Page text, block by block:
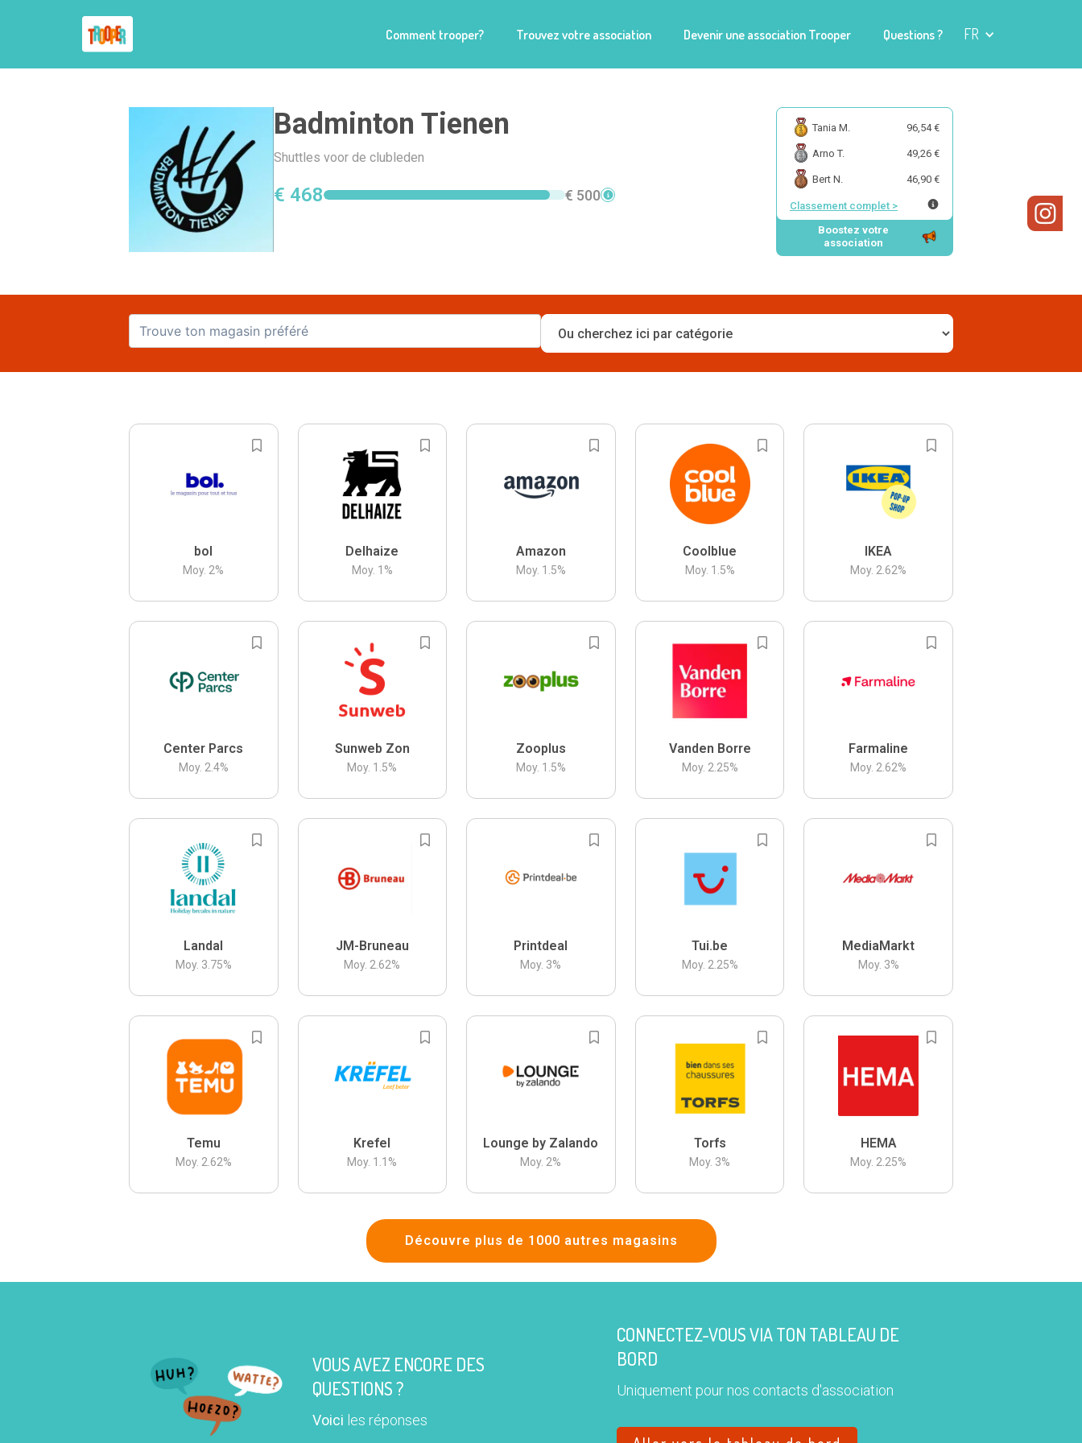
Comment trooper? Trouvez votre association Devenir une association Trooper Questions ? FR
Badminton Tienen
Shuttles voor de clubleden
€ 468 € 500
Tania M. 96,54 €
Arno T. 49,26 €
Bert N. 46,90 €
Classement complet >
Boostez votre
association
bol
Moy. 2%
Delhaize
Moy. 1 %
Amazon
Moy. 1.5%
Coolblue
Moy. 1.5%
IKEA
Moy. 2.62%
Center Parcs
Moy. 2.4%
Sunweb Zon
Moy. 1.5%
Zooplus
Moy. 1.5%
Vanden Borre
Moy. 2.25%
Farmaline
Moy. 2.62%
Landal
Moy. 3.75%
JM-Bruneau
Moy. 2.62%
Printdeal
Moy. 3%
Tui.be
Moy. 2.25%
MediaMarkt
Moy. 3%
Temu
Moy. 2.62%
Krefel
Moy. 1.1 %
Lounge by Zalando
Moy. 2%
Torfs
Moy. 3%
HEMA
Moy. 2.25%
Découvre plus de 1000 autres magasins
VOUS AVEZ ENCORE DES
QUESTIONS ?
Voici les réponses
CONNECTEZ-VOUS VIA TON TABLEAU DE
BORD
Uniquement pour nos contacts d'association